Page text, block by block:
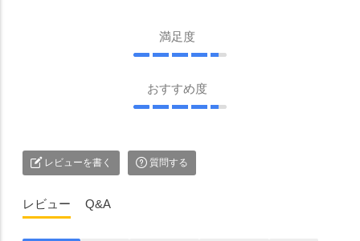
満足度
おすすめ度
レビューを書く 質問する
レビュー Q&A